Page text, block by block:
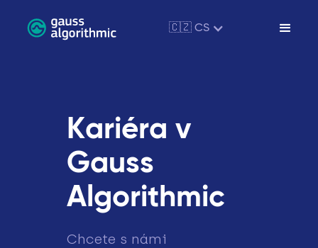
🇨🇿 CS
Kariéra v
Gauss
Algorithmic
Chcete s námi